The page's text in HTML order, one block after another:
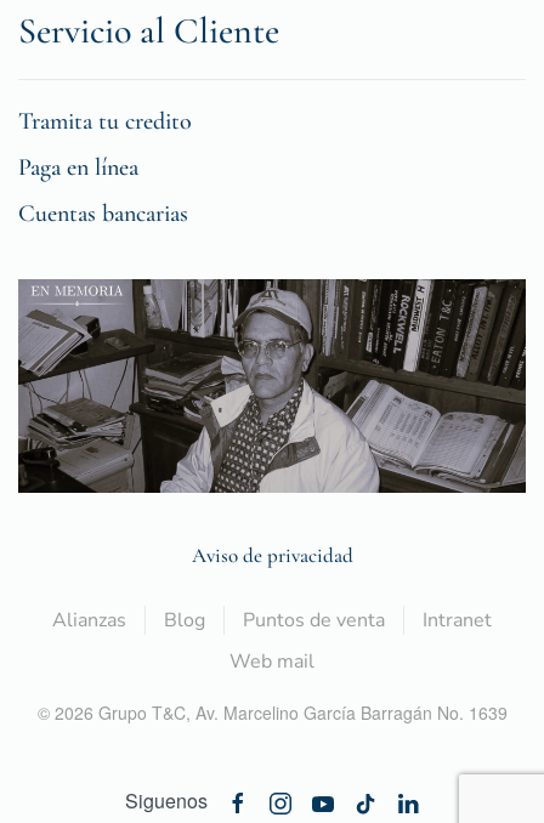
Servicio al Cliente
Tramita tu credito
Paga en línea
Cuentas bancarias
Aviso de privacidad
Alianzas Blog Puntos de venta
Intranet
Web mail
© 2026 Grupo T&C, Av. Marcelino García Barragán No. 1639
Siguenos